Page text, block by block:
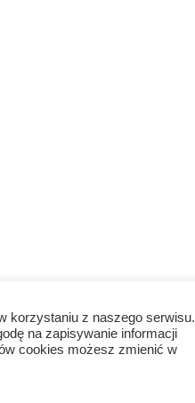
korzystaniu z naszego serwisu.
na zapisywanie informacji
cookies możesz zmienić w